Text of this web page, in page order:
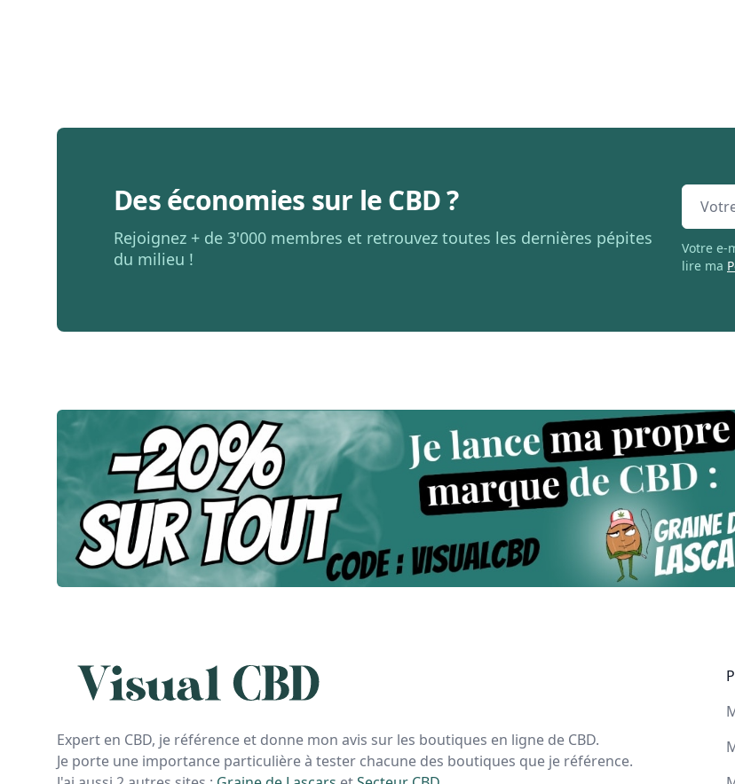
Des économies sur le CBD ?
Rejoignez + de 3'000 membres et retrouvez toutes les dernières pépites
du milieu !
Email
Votre e-
lire ma
Expert en CBD, je référence et donne mon avis sur les boutiques en ligne de CBD.
Je porte une importance particulière à tester chacune des boutiques que je référence.